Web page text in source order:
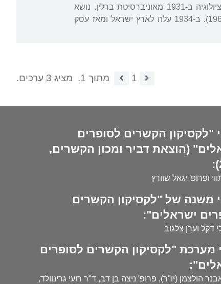
"התקופה" ("העולם"; "התקופה"; "רימון"). המשיך בלימודיו האקדמיים וקיבל תואר דוקטור בסוציולוגיה ב-1931 מאוניברסיטת ברלין. נושא
, 1966). ב-1934 עלה לארץ ישראל ומאז עסק
1 מתוך 1. מציג 3 ערכים.
"לקסיקון הקשרים לסופרים
(הוצאת דביר ומכון הקשרים,
ופרופ' יגאל שוורץ
משנה של "לקסיקון הקשרים
ישראלים":
דקל וערן צלגוב
מערכת "לקסיקון הקשרים לסופרים
הולצמן (יו"ר), פרופ' ניצה בן דב, ד"ר רועי גרינוולד,